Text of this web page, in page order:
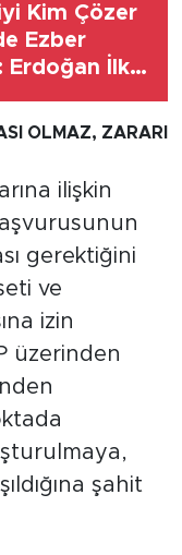
Kim Çözer
Ezber
Erdoğan İlk
OLMAZ, ZARARI
ilişkin
gerektiğini
ve
izin
üzerinden
şahit